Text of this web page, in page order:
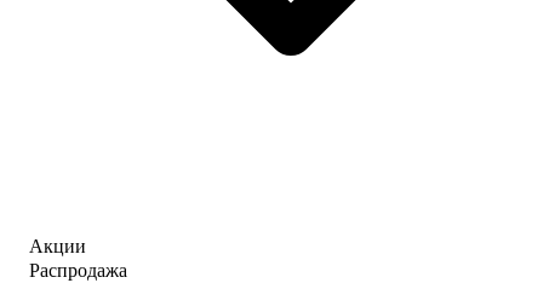
Акции
Распродажа